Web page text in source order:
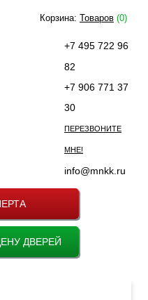
+7 495 722 96
82
+7 906 771 37
30
ПЕРЕЗВОНИТЕ
МНЕ!
info@mnkk.ru
ДВЕРЕЙ
Корзина: Товаров (0)